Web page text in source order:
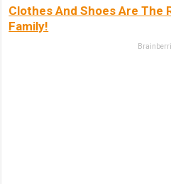
Clothes And Shoes Are The
Family!